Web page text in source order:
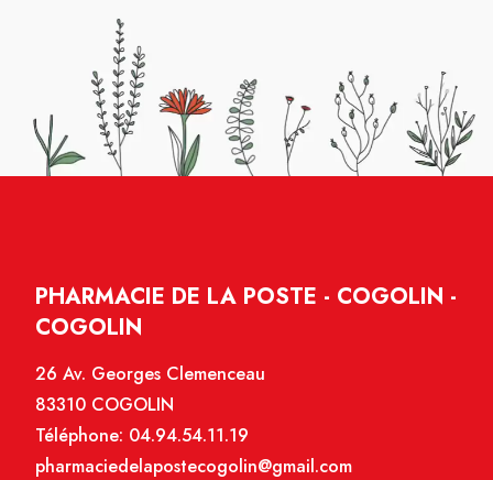
PHARMACIE DE LA POSTE - COGOLIN -
COGOLIN
26 Av. Georges Clemenceau
83310 COGOLIN
Téléphone: 04.94.54.11.19
pharmaciedelapostecogolin@gmail.com